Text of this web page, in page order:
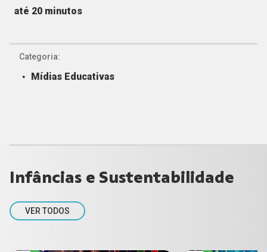
até 20 minutos
Categoria:
Mídias Educativas
Infâncias e Sustentabilidade
VER TODOS